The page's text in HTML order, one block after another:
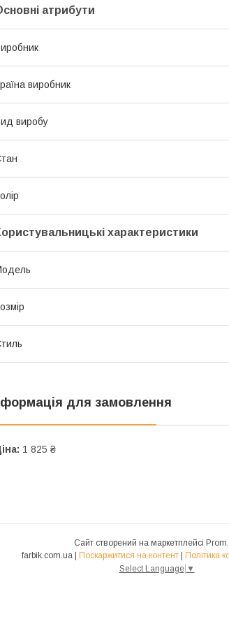
атрибути
виробник
виробу
характеристики
для замовлення
1 825 ₴
Сайт створений на маркетплейсі
farbik.com.ua | Поскаржитися на контент | Політика
Select Language ▼